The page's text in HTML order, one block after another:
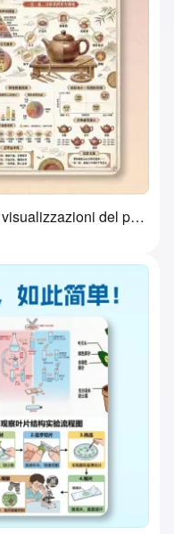
Generazione con un solo clic di visualizzazioni del patrimonio culturale immateriale tramite AI? Questo strumento lo fa davvero!